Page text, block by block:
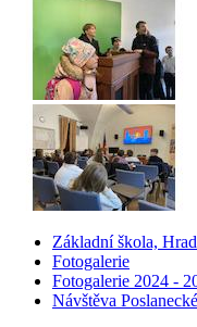
Základní škola,
Fotogalerie
Fotogalerie 2024 -
Návštěva